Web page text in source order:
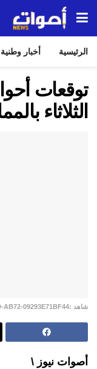
الرئيسية أخبار وطنية
توقعات
الثلاثاء
شاهد :074CD9A1-E251-4E1D-AB72-09293E71BF44
أصوات نيوز \